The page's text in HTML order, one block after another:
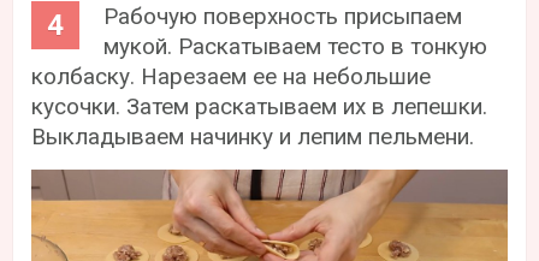
Рабочую поверхность присыпаем
мукой. Раскатываем тесто в тонкую
колбаску. Нарезаем ее на небольшие
кусочки. Затем раскатываем их в лепешки.
Выкладываем начинку и лепим пельмени.